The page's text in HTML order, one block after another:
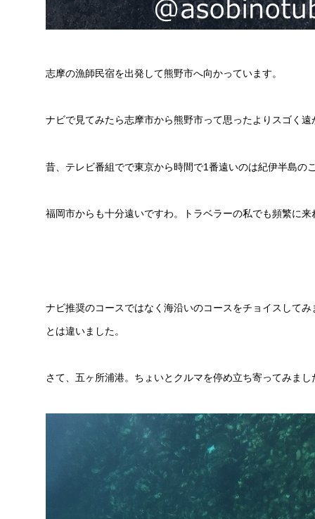
志摩の漁師民宿を出発して熊野市へ向かっています。
ナビで見てみたら志摩市から熊野市って思ったよりスゴく
昔、テレビ番組でで東京から時間で1番遠いのは紀伊半島の
福岡市からも十分遠いですわ。トラベラーの私でも頻繁に
ナビ推奨のコースではなく海沿いのコースをチョイスして
とは違いました。
さて、五ヶ所浦港。ちょいとクルマを停め立ち寄ってみま